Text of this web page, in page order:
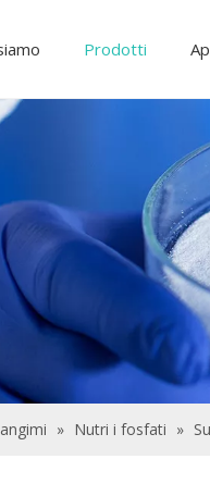
Prodotti
» Nutri i fosfati »